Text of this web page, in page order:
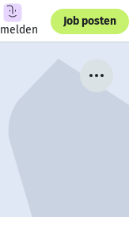
Job posten